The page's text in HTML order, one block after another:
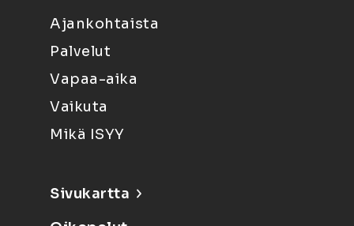
Ajankohtaista
Palvelut
Vapaa-aika
Vaikuta
Mikä ISYY
Sivukartta